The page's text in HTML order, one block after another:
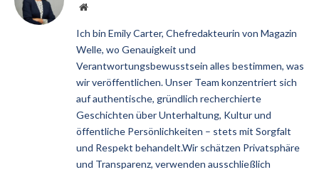
Website
Ich bin Emily Carter, Chefredakteurin von Magazin
Welle, wo Genauigkeit und
Verantwortungsbewusstsein alles bestimmen, was
wir veröffentlichen. Unser Team konzentriert sich
auf authentische, gründlich recherchierte
Geschichten über Unterhaltung, Kultur und
öffentliche Persönlichkeiten – stets mit Sorgfalt
und Respekt behandelt.Wir schätzen Privatsphäre
und Transparenz, verwenden ausschließlich